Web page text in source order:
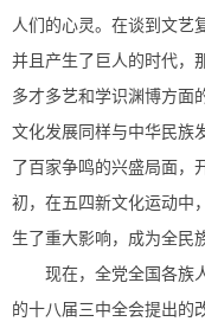
人们的心灵。在谈到文艺
并且产生了巨人的时代，
多才多艺和学识渊博方面
文化发展同样与中华民族
了百家争鸣的兴盛局面
初，在五四新文化运动中
生了重大影响，成为全民
现在，全党全国各族
的十八届三中全会提出的